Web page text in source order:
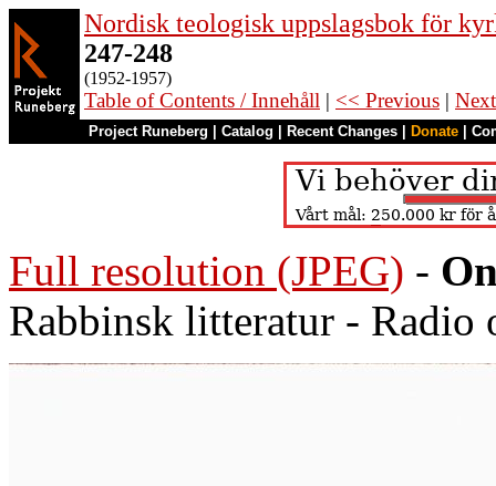
Nordisk teologisk uppslagsbok för
247-248
(1952-1957)
Table of Contents / Innehåll | << Previous |
Project Runeberg Catalog Recent Changes Donate
Full resolution (JPEG) -
Rabbinsk litteratur - Radio